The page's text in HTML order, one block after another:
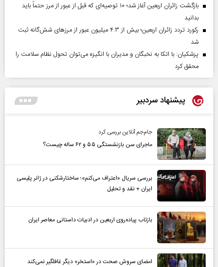
بازگشت زائران اربعین آغاز شد؛ ۱۰ توصیه‌ای که قبل از عبور از مرز حتماً باید
بدانید
رکورد تردد زائران اربعین؛ بیش از ۴.۳ میلیون عبور از مرزهای شش‌گانه ثبت
شد
پزشکیان: با اتکا به نخبگان و مدیران با انگیزه می‌توان تحول نظام سلامت را
محقق کرد
پیشنهاد سردبیر
جام‌جم آنلاین بررسی کرد
ماجرای سن بازنشستگی ۵۵ و ۶۲ ساله چیست؟
بررسی سریال «اعتراف می‌کنم»؛ ساختارشکنی در ژانر پلیسی
ایران + نقد و تحلیل
بازتاب پیاده‌روی اربعین در ادبیات داستانی معاصر ایران
امضای سروش صحت در «استخر» دیگر غافلگیر نمی‌کند